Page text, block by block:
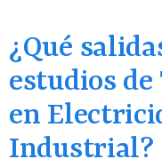
¿Qué
estudios
en
Industrial?